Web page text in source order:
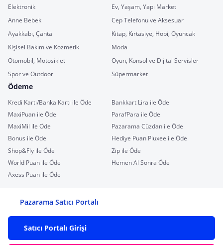
Elektronik
Ev, Yaşam, Yapı Market
Anne Bebek
Cep Telefonu ve Aksesuar
Ayakkabı, Çanta
Kitap, Kırtasiye, Hobi, Oyuncak
Kişisel Bakım ve Kozmetik
Moda
Otomobil, Motosiklet
Oyun, Konsol ve Dijital Servisler
Spor ve Outdoor
Süpermarket
Ödeme
Kredi Kartı/Banka Kartı ile Öde
Bankkart Lira ile Öde
MaxiPuan ile Öde
ParafPara ile Öde
MaxiMil ile Öde
Pazarama Cüzdan ile Öde
Bonus ile Öde
Hediye Puan Pluxee ile Öde
Shop&Fly ile Öde
Zip ile Öde
World Puan ile Öde
Hemen Al Sonra Öde
Axess Puan ile Öde
Pazarama Satıcı Portalı
Satıcı Portalı Girişi